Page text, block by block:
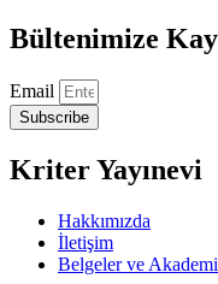
Bültenimize
Email
Subscribe
Kriter Yayınevi
Hakkımızda
İletişim
Belgeler ve